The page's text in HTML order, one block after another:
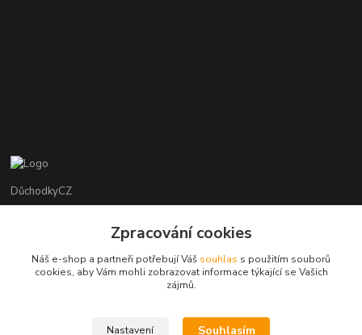
DůchodkyCZ
+420 412384749
objednavky@duchodky.cz
Zpracování cookies
Náš e-shop a partneři potřebují Váš souhlas s použitím souborů
cookies, aby Vám mohli zobrazovat informace týkající se Vašich
zájmů.
Nastavení Souhlasím